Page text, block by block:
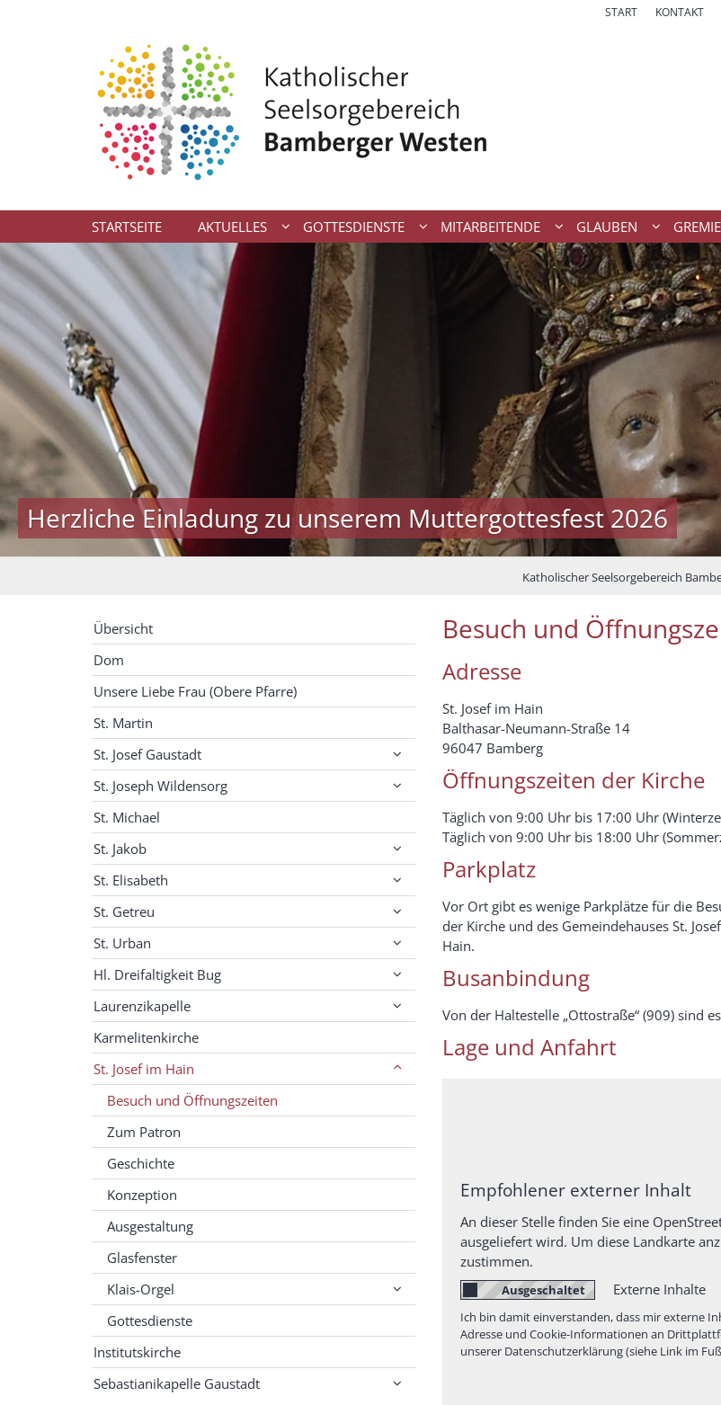
START KONTAKT
STARTSEITE AKTUELLES GOTTESDIENSTE MITARBEITENDE GLAUBEN
Herzliche Einladung zu unserem Muttergottesfest 2026
Katholischer Seelsorgebereich
Besuch und
Adresse
St. Josef im Hain
Balthasar-Neumann-Straße 14
96047 Bamberg
Öffnungszeiten der Kirche
Täglich von 9:00 Uhr bis 17:00 Uhr
Täglich von 9:00 Uhr bis 18:00 Uhr
Parkplatz
Vor Ort gibt es wenige Parkplätze für die
der Kirche und des Gemeindehauses St.
Hain.
Busanbindung
Von der Haltestelle „Ottostraße“ (909) sind
Lage und Anfahrt
Empfohlener externer Inhalt
An dieser Stelle finden Sie eine
ausgeliefert wird. Um diese Landkarte
zustimmen.
Externe Inhalte
Ich bin damit einverstanden, dass mir externe
Adresse und Cookie-Informationen an
unserer Datenschutzerklärung (siehe Link im
Übersicht
Dom
Unsere Liebe Frau (Obere Pfarre)
St. Martin
St. Josef Gaustadt
St. Joseph Wildensorg
St. Michael
St. Jakob
St. Elisabeth
St. Getreu
St. Urban
Hl. Dreifaltigkeit Bug
Laurenzikapelle
Karmelitenkirche
St. Josef im Hain
Besuch und Öffnungszeiten
Zum Patron
Geschichte
Konzeption
Ausgestaltung
Glasfenster
Klais-Orgel
Gottesdienste
Institutskirche
Sebastianikapelle Gaustadt